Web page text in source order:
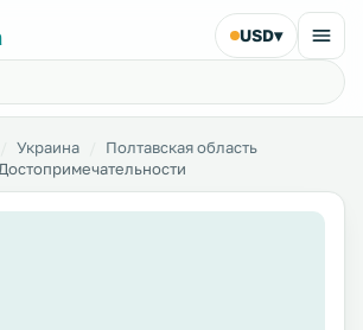
USD▾
Украина
Полтавская область
Достопримечательности